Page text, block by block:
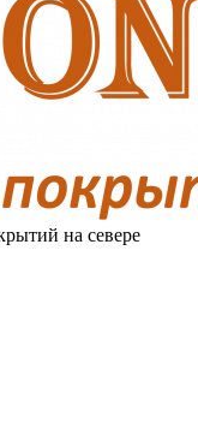
на севере